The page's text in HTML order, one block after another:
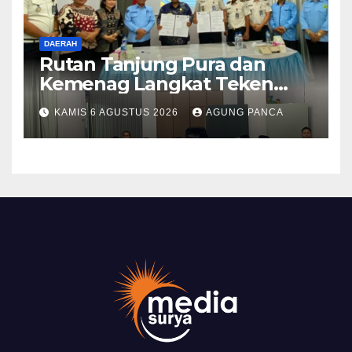
DAERAH
Rutan Tanjung Pura dan
Kemenag Langkat Teken
PKS Pembinaan Kerohanian
Warga Binaan
KAMIS 6 AGUSTUS 2026 AGUNG PANCA